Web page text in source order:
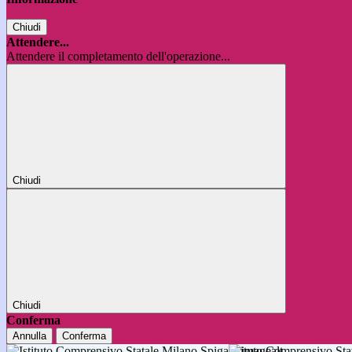
Chiudi
Attendere...
Attendere il completamento dell'operazione...
Chiudi
Chiudi
Conferma
Annulla Conferma